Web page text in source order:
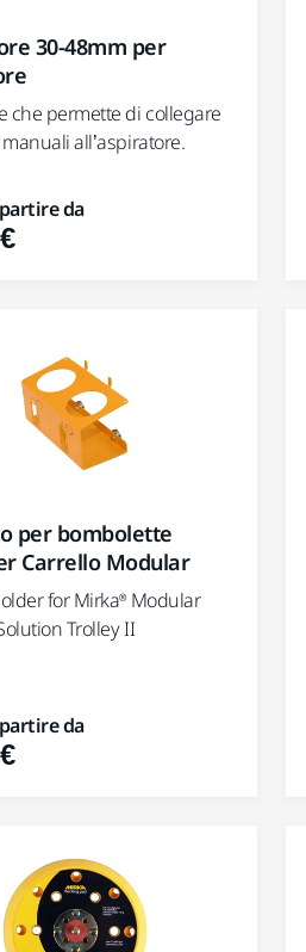
30-48mm per
che permette di collegare
all’aspiratore.
da
per bombolette
Carrello Modular
for Mirka® Modular
Trolley II
da